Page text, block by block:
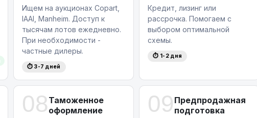
Ищем на аукционах Copart,
IAAI, Manheim. Доступ к
тысячам лотов ежедневно.
При необходимости -
частные дилеры.
⏱ 3-7 дней
Кредит, лизинг или
рассрочка. Помогаем с
выбором оптимальной
схемы.
⏱ 1-2 дня
08 Таможенное
оформление
09 Предпродажная
подготовка